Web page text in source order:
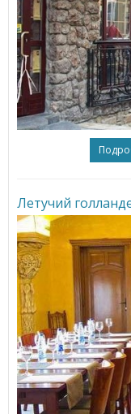
Летучий